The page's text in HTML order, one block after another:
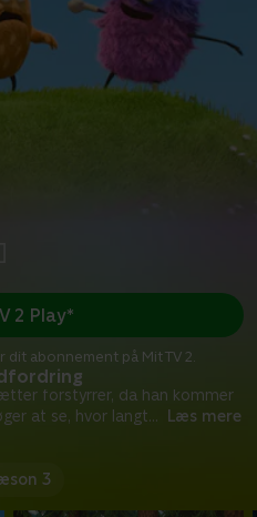
forstyrrer, da han kommer
at se, hvor langt... Læs mere
2 Play*
abonnement på Mit TV 2.
3